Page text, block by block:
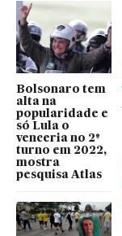
Bolsonaro tem
alta na
popularidade e
só Lula o
venceria no 2º
turno em 2022,
mostra
pesquisa Atlas